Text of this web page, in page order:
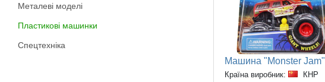
Машина "Monster Jam"
Країна виробник: КНР
Металеві моделі
Пластикові машинки
Спецтехніка